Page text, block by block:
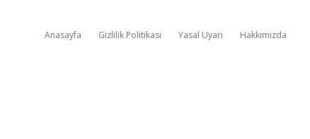
Anasayfa Gizlilik Politikası Yasal Uyarı Hakkımızda